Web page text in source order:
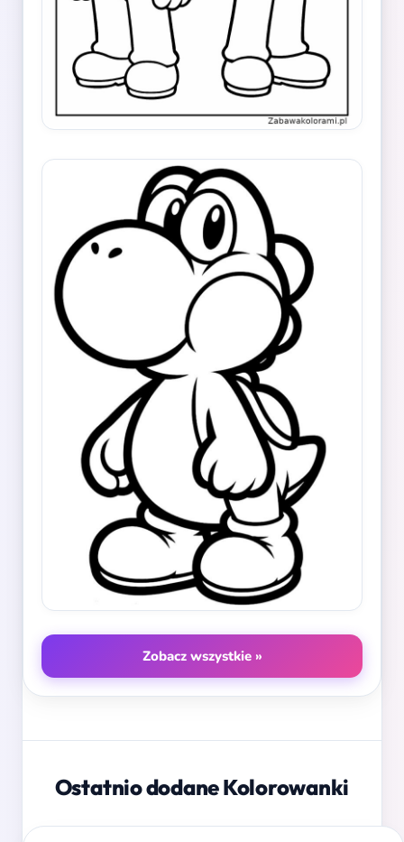
Zobacz wszystkie »
Ostatnio dodane Kolorowanki